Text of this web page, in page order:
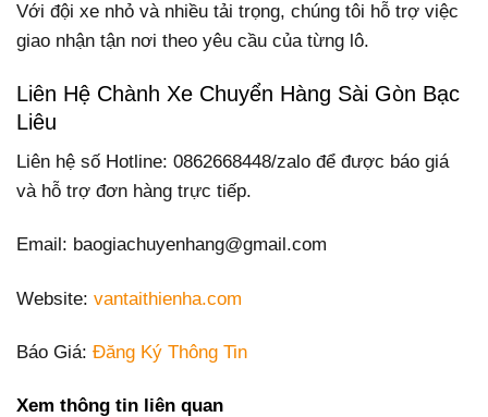
Với đội xe nhỏ và nhiều tải trọng, chúng tôi hỗ trợ việc
giao nhận tận nơi theo yêu cầu của từng lô.
Liên Hệ Chành Xe Chuyển Hàng Sài Gòn Bạc
Liêu
Liên hệ số Hotline: 0862668448/zalo để được báo giá
và hỗ trợ đơn hàng trực tiếp.
Email: baogiachuyenhang@gmail.com
Website: vantaithienha.com
Báo Giá: Đăng Ký Thông Tin
Xem thông tin liên quan